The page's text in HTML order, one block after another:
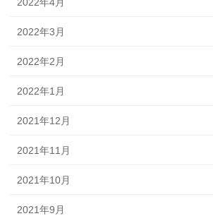
2022年3月
2022年2月
2022年1月
2021年12月
2021年11月
2021年10月
2021年9月